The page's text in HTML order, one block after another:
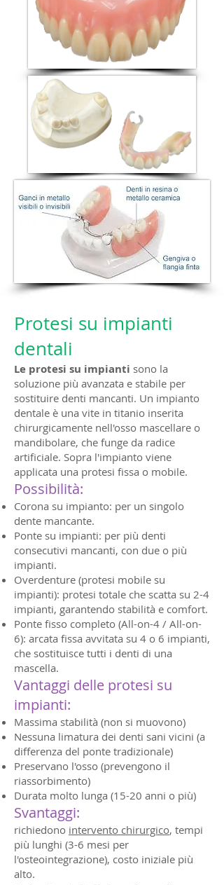
Protesi su impianti
dentali
Le protesi su impianti sono la
soluzione più avanzata e stabile per
sostituire denti mancanti. Un impianto
dentale è una vite in titanio inserita
chirurgicamente nell'osso mascellare o
mandibolare, che funge da radice
artificiale. Sopra l'impianto viene
applicata una protesi fissa o mobile.
Possibilità:
Corona su impianto: per un singolo
dente mancante.
Ponte su impianti: per più denti
consecutivi mancanti, con due o più
impianti.
Overdenture (protesi mobile su
impianti): protesi totale che scatta su 2-4
impianti, garantendo stabilità e comfort.
Ponte fisso completo (All-on-4 / All-on-
6): arcata fissa avvitata su 4 o 6 impianti,
che sostituisce tutti i denti di una
mascella.
Vantaggi delle protesi su
impianti:
Massima stabilità (non si muovono)
Nessuna limatura dei denti sani vicini (a
differenza del ponte tradizionale)
Preservano l'osso (prevengono il
riassorbimento)
Durata molto lunga (15-20 anni o più)
Svantaggi:
richiedono intervento chirurgico, tempi
più lunghi (3-6 mesi per
l'osteointegrazione), costo iniziale più
alto.